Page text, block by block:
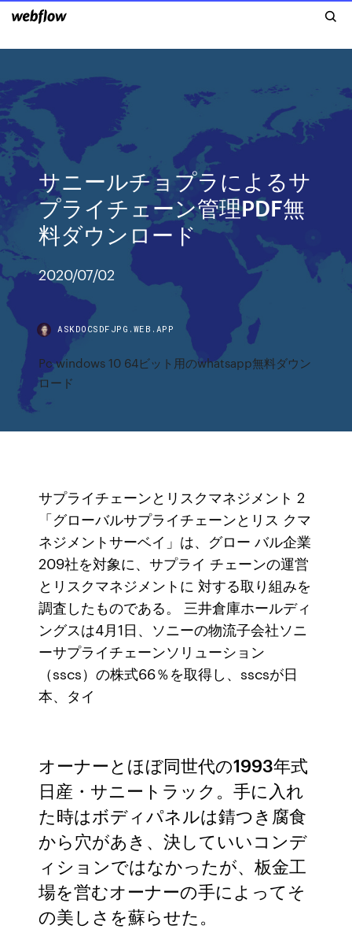
サニールチョプラによるサ
プライチェーン管理PDF無
料ダウンロード
2020/07/02
ASKDOCSDFJPG.WEB.APP
Pc windows 10 64ビット用のwhatsapp無料ダウン
ロード
サプライチェーンとリスクマネジメント 2
「グローバルサプライチェーンとリス クマ
ネジメントサーベイ」は、グロー バル企業
209社を対象に、サプライ チェーンの運営
とリスクマネジメントに 対する取り組みを
調査したものである。 三井倉庫ホールディ
ングスは4月1日、ソニーの物流子会社ソニ
ーサプライチェーンソリューション
（sscs）の株式66％を取得し、sscsが日
本、タイ
オーナーとほぼ同世代の1993年式
日産・サニートラック。手に入れ
た時はボディパネルは錆つき腐食
から穴があき、決していいコンデ
ィションではなかったが、板金工
場を営むオーナーの手によってそ
の美しさを蘇らせた。